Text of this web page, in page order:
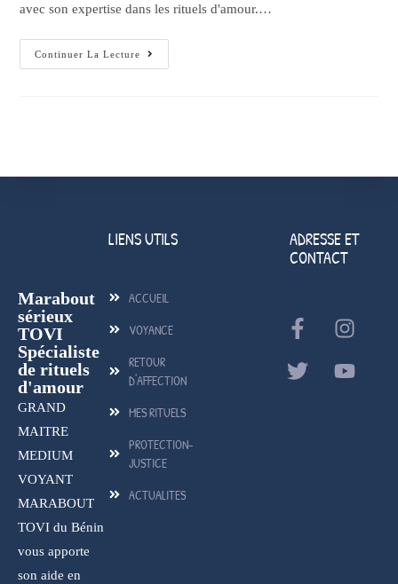
avec son expertise dans les rituels d'amour.…
Continuer La Lecture
Marabout
sérieux
TOVI
Spécialiste
de rituels
d'amour
GRAND
MAITRE
MEDIUM
VOYANT
MARABOUT
TOVI du Bénin
vous apporte
son aide en
LIENS UTILS
ACCUEIL
VOYANCE
RETOUR
D'AFFECTION
MES RITUELS
PROTECTION-
JUSTICE
ACTUALITES
ADRESSE ET
CONTACT